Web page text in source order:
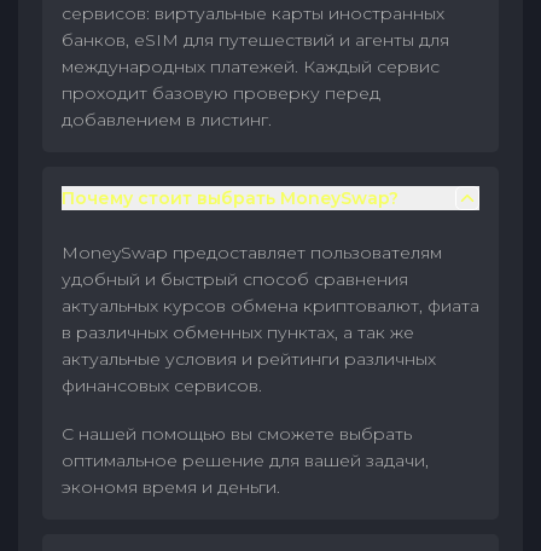
сервисов: виртуальные карты иностранных
банков, eSIM для путешествий и агенты для
международных платежей. Каждый сервис
проходит базовую проверку перед
добавлением в листинг.
Почему стоит выбрать MoneySwap?
MoneySwap предоставляет пользователям
удобный и быстрый способ сравнения
актуальных курсов обмена криптовалют, фиата
в различных обменных пунктах, а так же
актуальные условия и рейтинги различных
финансовых сервисов.
С нашей помощью вы сможете выбрать
оптимальное решение для вашей задачи,
экономя время и деньги.